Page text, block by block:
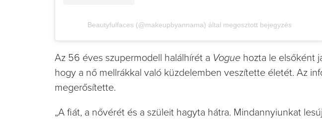
Beautyfulfaces (@makeupbyannama) által megosztott bejegyzés
Az 56 éves szupermodell halálhírét a Vogue hozta le elsőként
hogy a nő mellrákkal való küzdelemben veszítette életét. Az
megerősítette.
„A fiát, a nővérét és a szüleit hagyta hátra. Mindannyiunkat